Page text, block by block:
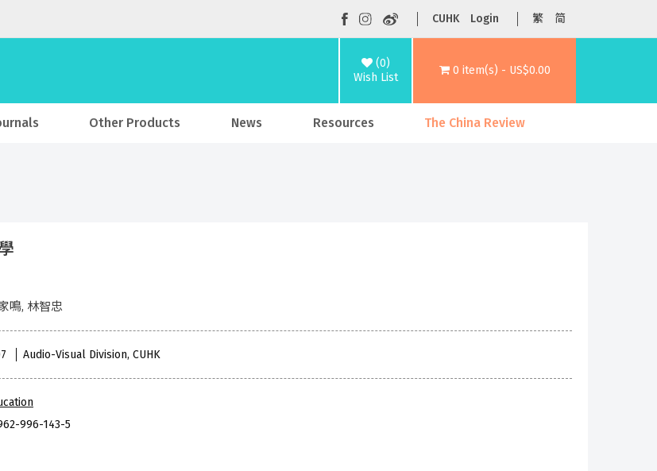
CUHK Login 繁 简
(0)
Wish List
0 item(s) - US$0.00
Other Products News Resources The China Review
鳴, 林智忠
Audio-Visual Division, CUHK
996-143-5